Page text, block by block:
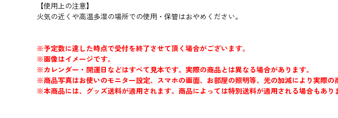
【使用上の注意】
火気の近くや高温多湿の場所での使用・保管はおやめください。
※予定数に達した時点で受付を終了させて頂く場合がございます。
※画像はイメージです。
※カレンダー・開運日などはすべて見本です。実際の商品とは異なる場合があります。
※商品写真はお使いのモニター設定、スマホの画面、お部屋の照明等、光の加減により実際の
※本商品には、グッズ送料が適用されます。商品によっては特別送料が適用される場合もあり